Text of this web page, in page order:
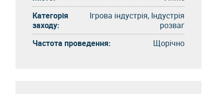
Категорія
заходу:
Ігрова індустрія, Індустрія
розваг
Частота проведення:
Щорічно